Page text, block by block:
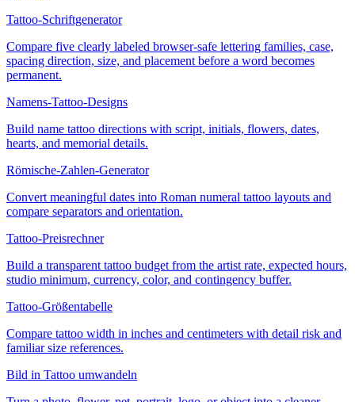
Tattoo-Schriftgenerator
Compare five clearly labeled browser-safe lettering families, case,
spacing direction, size, and placement before a word becomes
permanent.
Namens-Tattoo-Designs
Build name tattoo directions with script, initials, flowers, dates,
hearts, and memorial details.
Römische-Zahlen-Generator
Convert meaningful dates into Roman numeral tattoo layouts and
compare separators and orientation.
Tattoo-Preisrechner
Build a transparent tattoo budget from the artist rate, expected hours,
studio minimum, currency, color, and contingency buffer.
Tattoo-Größentabelle
Compare tattoo width in inches and centimeters with detail risk and
familiar size references.
Bild in Tattoo umwandeln